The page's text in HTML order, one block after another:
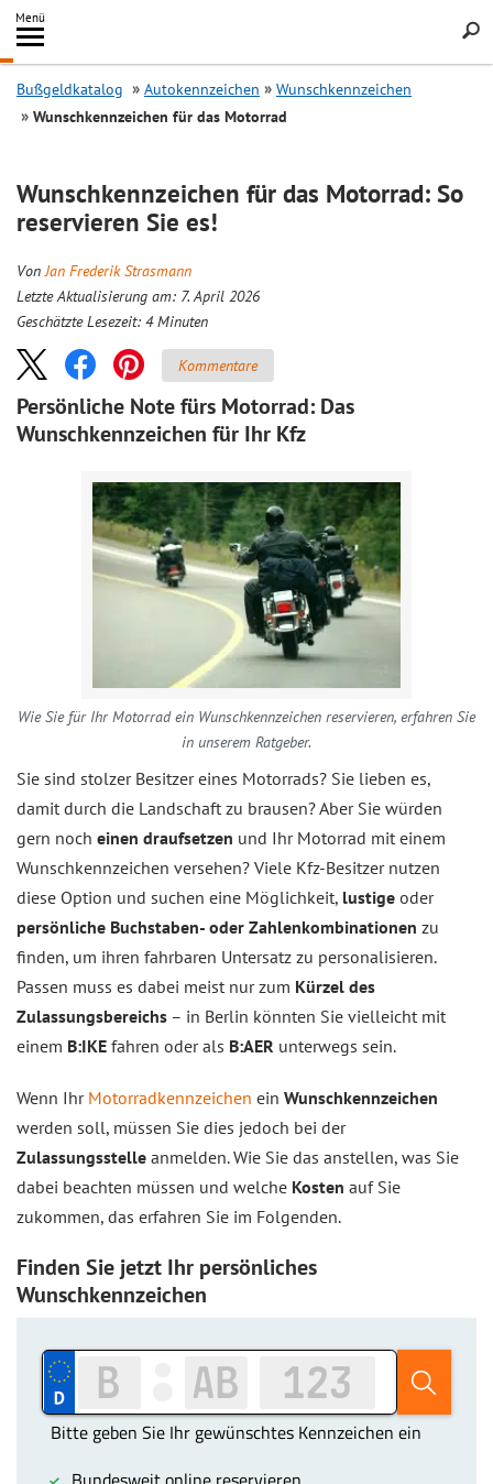
Inhalt
springen
Menü
Search
Bußgeldkatalog Autokennzeichen
Wunschkennzeichen
Wunschkennzeichen für das Motorrad
Wunschkennzeichen für das Motorrad: So
reservieren Sie es!
VonJan Frederik Strasmann
Letzte Aktualisierung am: 7. April 2026
Geschätzte Lesezeit: 4 Minuten
Kommentare
Persönliche Note fürs Motorrad: Das
Wunschkennzeichen für Ihr Kfz
Wie Sie für Ihr Motorrad ein Wunschkennzeichen reservieren, erfahren Sie
in unserem Ratgeber.
Sie sind stolzer Besitzer eines Motorrads? Sie lieben es,
damit durch die Landschaft zu brausen? Aber Sie würden
gern noch einen draufsetzen und Ihr Motorrad mit einem
Wunschkennzeichen versehen? Viele Kfz-Besitzer nutzen
diese Option und suchen eine Möglichkeit, lustige oder
persönliche Buchstaben- oder Zahlenkombinationen zu
finden, um ihren fahrbaren Untersatz zu personalisieren.
Passen muss es dabei meist nur zum Kürzel des
Zulassungsbereichs – in Berlin könnten Sie vielleicht mit
einem B:IKE fahren oder als B:AER unterwegs sein.
Wenn Ihr Motorradkennzeichen ein Wunschkennzeichen
werden soll, müssen Sie dies jedoch bei der
Zulassungsstelle anmelden. Wie Sie das anstellen, was Sie
dabei beachten müssen und welche Kosten auf Sie
zukommen, das erfahren Sie im Folgenden.
Finden Sie jetzt Ihr persönliches
Wunschkennzeichen